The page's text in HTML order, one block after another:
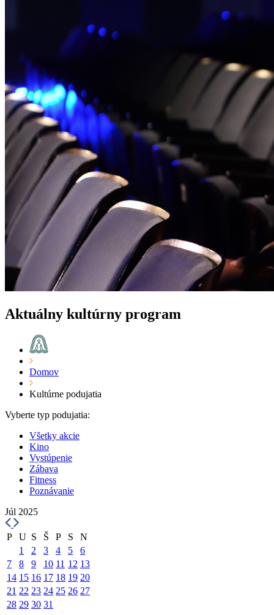
Aktuálny kultúrny program
Domov
Kultúrne podujatia
Vyberte typ podujatia:
Všetky akcie
Kino
Vystúpenie
Zábava
Fitness
Poznávanie
Júl 2025
P U S Š P S
N
1
2 3 4 5
6
7
8 9 10 11 12 13
14 15 16 17 18 19 20
21 22 23 24 25 26 27
28 29 30 31